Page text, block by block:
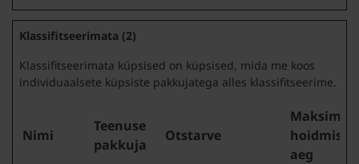
Klassifitseerimata (2)
Klassifitseerimata küpsised on küpsised, mida me koos
individuaalsete küpsiste pakkujatega alles klassifitseerime.
Nimi
Teenuse
pakkuja
Otstarve
hoidmise
aeg